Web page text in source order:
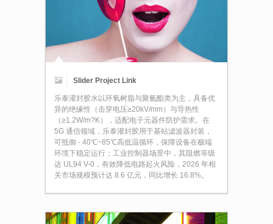
Slider Project Link
乐泰灌封胶水以环氧树脂与聚氨酯类为主，具备优
异的绝缘性（击穿电压≥20kV/mm）与导热性
（≥1.2W/m?K），适配电子元器件防护需求。在
5G 通信领域，乐泰灌封胶用于基站滤波器封装，
可抵御 - 40℃~85℃高低温循环，保障设备在极端
环境下稳定运行；工业控制器场景中，其阻燃等级
达 UL94 V-0，有效降低电路起火风险，2026 年相
关市场规模预计达 8.6 亿元，同比增长 16.8%。